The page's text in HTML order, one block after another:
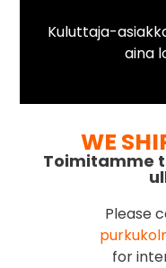
Kuluttaja-
aina
WE
Toimitamme
Please
for